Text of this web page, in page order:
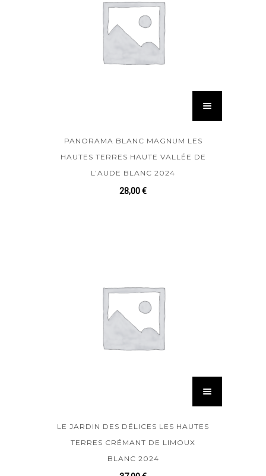
PANORAMA BLANC MAGNUM LES
HAUTES TERRES HAUTE VALLÉE DE
L’AUDE BLANC 2024
28,00€
LE JARDIN DES DÉLICES LES HAUTES
TERRES CRÉMANT DE LIMOUX
BLANC 2024